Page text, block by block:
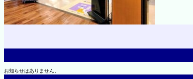
お知らせはありません。